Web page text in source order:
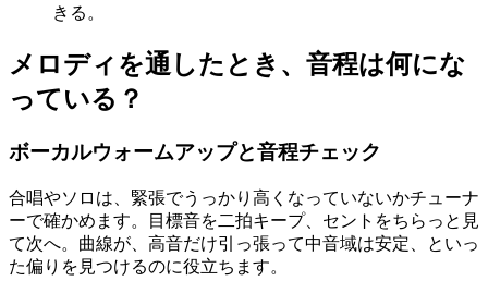
きる。
メロディを通したとき、音程は何にな
っている？
ボーカルウォームアップと音程チェック
合唱やソロは、緊張でうっかり高くなっていないかチューナ
ーで確かめます。目標音を二拍キープ、セントをちらっと見
て次へ。曲線が、高音だけ引っ張って中音域は安定、といっ
た偏りを見つけるのに役立ちます。